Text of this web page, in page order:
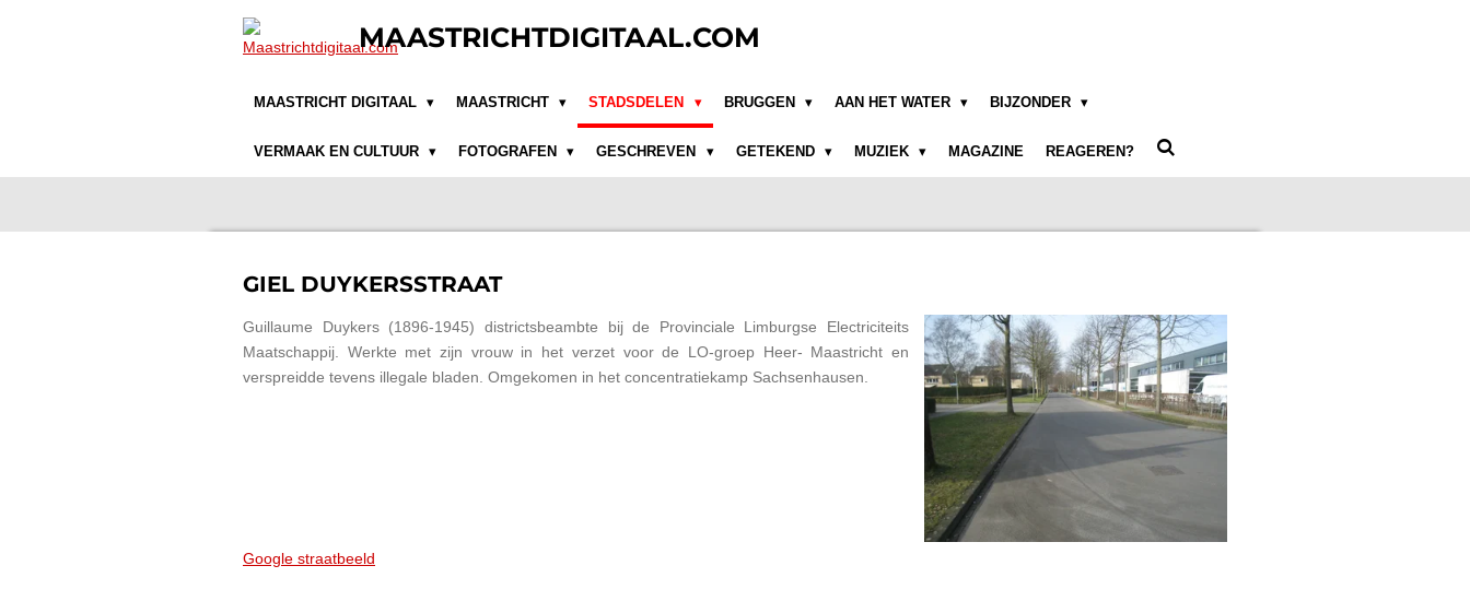
MAASTRICHTDIGITAAL.COM
MAASTRICHT DIGITAAL MAASTRICHT STADSDELEN BRUGGEN AAN HET WATER BIJZONDER
VERMAAK EN CULTUUR FOTOGRAFEN GESCHREVEN GETEKEND MUZIEK MAGAZINE REAGEREN?
GIEL DUYKERSSTRAAT
Guillaume Duykers (1896-1945) districtsbeambte bij de Provinciale Limburgse Electriciteits
Maatschappij. Werkte met zijn vrouw in het verzet voor de LO-groep Heer- Maastricht en
verspreidde tevens illegale bladen. Omgekomen in het concentratiekamp Sachsenhausen.
Google straatbeeld